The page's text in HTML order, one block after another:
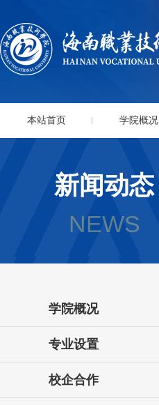
本站首页 学院概况
新闻动态
NEWS
学院概况
专业设置
校企合作